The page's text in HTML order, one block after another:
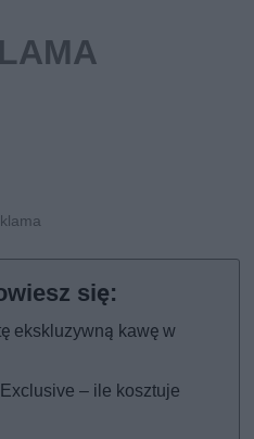
ekskluzywną kawę w
– ile kosztuje